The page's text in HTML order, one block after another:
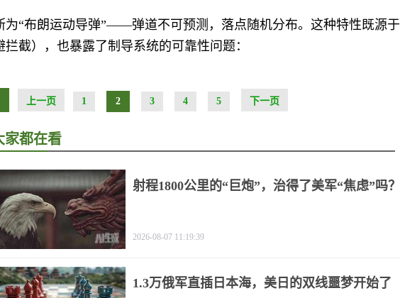
为“布朗运动导弹”——弹道不可预测，落点随机分布。这种特性既源于
截），也暴露了制导系统的可靠性问题：
上一页 1 2 3 4 5 下一页
家都在看
射程1800公里的“巨炮”，治得了美军“焦虑”吗？
2026-08-07 11:19:39
1.3万俄军直插日本海，美日的双线噩梦开始了